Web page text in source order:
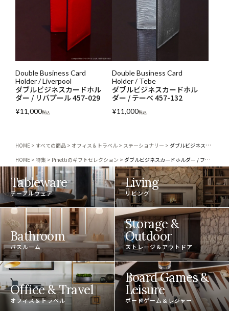
Double Business Card
Holder / Liverpool
ダブルビジネスカードホル
ダー / リバプール 457-029
¥11,000税込
Double Business Card
Holder / Tebe
ダブルビジネスカードホル
ダー / テーベ 457-132
¥11,000税込
HOME すべての商品 オフィス＆トラベル ステーショナリー
ダブルビジネスカードホルダー / フロリダ 457-087
HOME
特集 Pinettiのギフトセレクション ダブルビジネスカードホルダー / フロリダ 457-087
Tableware
テーブルウェア
Living
リビング
Bathroom
バスルーム
Storage &
Outdoor
ストレージ＆アウトドア
Office & Travel
オフィス＆トラベル
Board Games &
Leisure
ボードゲーム＆レジャー